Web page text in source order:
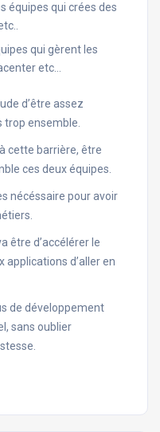
équipes qui crées des
qui gèrent les
etc…
d’être assez
trop ensemble.
cette barrière, être
ces deux équipes.
nécéssaire pour avoir
être d’accélérer le
d’aller en
de développement
sans oublier